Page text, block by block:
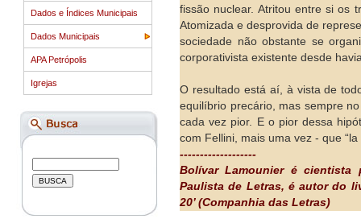
Dados e Índices Municipais
Dados Municipais
APA Petrópolis
Igrejas
fissão nuclear. Atritou entre si os
Atomizada e desprovida de
sociedade não obstante se
corporativista existente desde
O resultado está aí, à vista de
equilíbrio precário, mas sempre
cada vez pior. E o pior dessa
com Fellini, mais uma vez - que
-------------------
Bolívar Lamounier é cientista
Paulista de Letras, é autor do
20’ (Companhia das Letras)